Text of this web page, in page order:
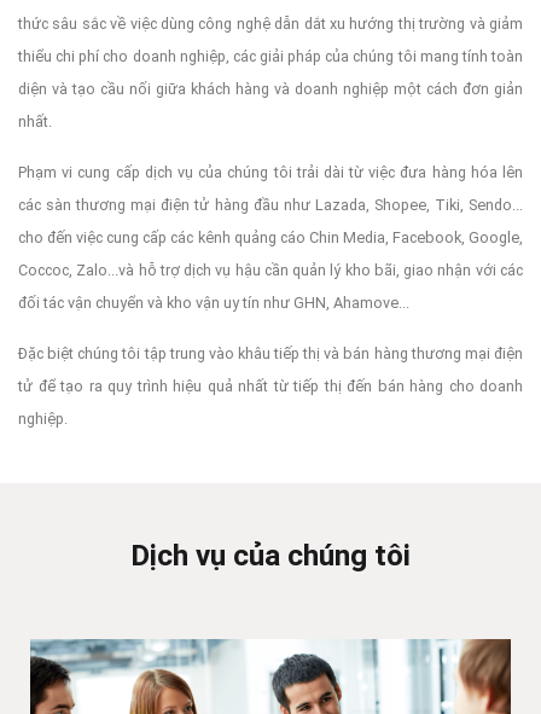
thức sâu sắc về việc dùng công nghệ dẫn dắt xu hướng thị trường và giảm
thiểu chi phí cho doanh nghiệp, các giải pháp của chúng tôi mang tính toàn
diện và tạo cầu nối giữa khách hàng và doanh nghiệp một cách đơn giản
nhất.
Phạm vi cung cấp dịch vụ của chúng tôi trải dài từ việc đưa hàng hóa lên
các sàn thương mại điện tử hàng đầu như Lazada, Shopee, Tiki, Sendo...
cho đến việc cung cấp các kênh quảng cáo Chin Media, Facebook, Google,
Coccoc, Zalo...và hỗ trợ dịch vụ hậu cần quản lý kho bãi, giao nhận với các
đối tác vận chuyển và kho vận uy tín như GHN, Ahamove...
Đặc biệt chúng tôi tập trung vào khâu tiếp thị và bán hàng thương mại điện
tử để tạo ra quy trình hiệu quả nhất từ tiếp thị đến bán hàng cho doanh
nghiệp.
Dịch vụ của chúng tôi